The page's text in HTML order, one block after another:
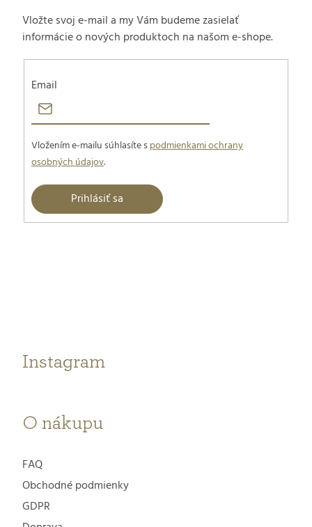
Vložte svoj e-mail a my Vám budeme zasielať
informácie o nových produktoch na našom e-shope.
Email
Vložením e-mailu súhlasíte spodmienkami ochrany
osobných údajov.
Prihlásiť sa
Instagram
O nákupu
FAQ
Obchodné podmienky
GDPR